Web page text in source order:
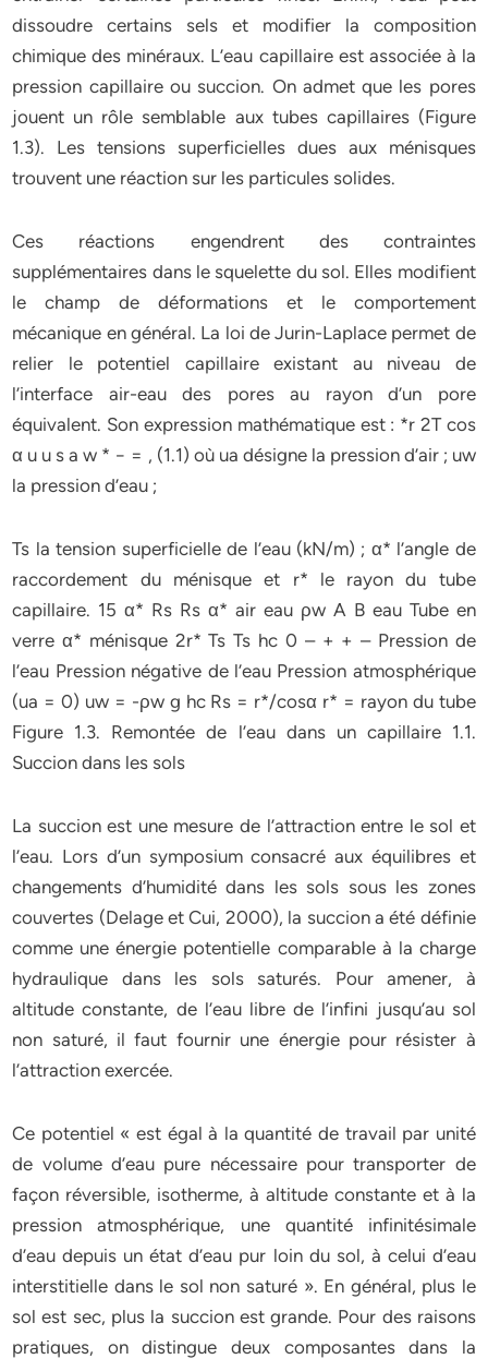
dissoudre certains sels et modifier la composition
chimique des minéraux. L’eau capillaire est associée à la
pression capillaire ou succion. On admet que les pores
jouent un rôle semblable aux tubes capillaires (Figure
1.3). Les tensions superficielles dues aux ménisques
trouvent une réaction sur les particules solides.
Ces réactions engendrent des contraintes
supplémentaires dans le squelette du sol. Elles modifient
le champ de déformations et le comportement
mécanique en général. La loi de Jurin-Laplace permet de
relier le potentiel capillaire existant au niveau de
l’interface air-eau des pores au rayon d’un pore
équivalent. Son expression mathématique est : *r 2T cos
α u u s a w * − = , (1.1) où ua désigne la pression d’air ; uw
la pression d’eau ;
Ts la tension superficielle de l’eau (kN/m) ; α* l’angle de
raccordement du ménisque et r* le rayon du tube
capillaire. 15 α* Rs Rs α* air eau ρw A B eau Tube en
verre α* ménisque 2r* Ts Ts hc 0 – + + – Pression de
l’eau Pression négative de l’eau Pression atmosphérique
(ua = 0) uw = -ρw g hc Rs = r*/cosα r* = rayon du tube
Figure 1.3. Remontée de l’eau dans un capillaire 1.1.
Succion dans les sols
La succion est une mesure de l’attraction entre le sol et
l’eau. Lors d’un symposium consacré aux équilibres et
changements d’humidité dans les sols sous les zones
couvertes (Delage et Cui, 2000), la succion a été définie
comme une énergie potentielle comparable à la charge
hydraulique dans les sols saturés. Pour amener, à
altitude constante, de l’eau libre de l’infini jusqu’au sol
non saturé, il faut fournir une énergie pour résister à
l’attraction exercée.
Ce potentiel « est égal à la quantité de travail par unité
de volume d’eau pure nécessaire pour transporter de
façon réversible, isotherme, à altitude constante et à la
pression atmosphérique, une quantité infinitésimale
d’eau depuis un état d’eau pur loin du sol, à celui d’eau
interstitielle dans le sol non saturé ». En général, plus le
sol est sec, plus la succion est grande. Pour des raisons
pratiques, on distingue deux composantes dans la